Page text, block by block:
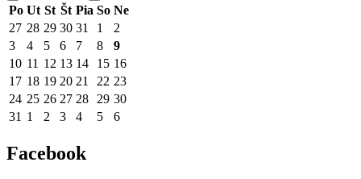
Po Ut St Št Pia So Ne
27 28 29 30 31 1
2
3
4 5 6 7 8
9
10 11 12 13 14 15 16
17 18 19 20 21 22 23
24 25 26 27 28 29 30
31 1 2 3 4 5 6
Facebook